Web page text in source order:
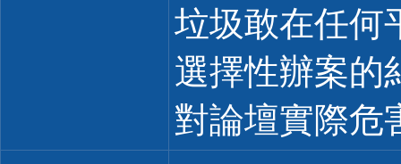
垃圾敢在任何
選擇性辦案的
對論壇實際危